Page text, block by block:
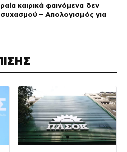
καιρικά φαινόμενα δεν
– Απολογισμός για